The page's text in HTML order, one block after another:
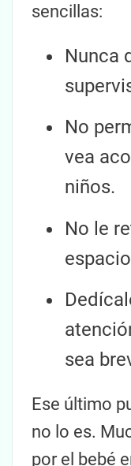
sencillas:
Nunca
No
vea
niños.
No le
sea
Ese último
no lo es.
por el bebé